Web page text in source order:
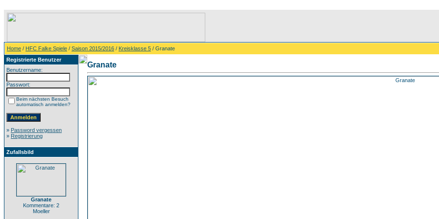
Home / HFC Falke Spiele / Saison 2015/2016 / Kreisklasse 5 / Granate
Registrierte Benutzer
Benutzername:
Passwort:
Beim nächsten Besuch
automatisch anmelden?
» Password vergessen
» Registrierung
Zufallsbild
Granate
Kommentare: 2
Moeller
Granate